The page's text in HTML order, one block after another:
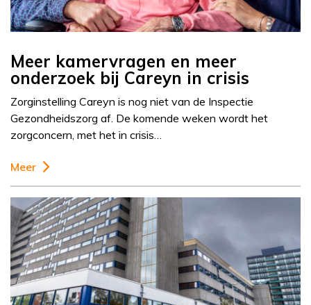
Meer kamervragen en meer
onderzoek bij Careyn in crisis
Zorginstelling Careyn is nog niet van de Inspectie
Gezondheidszorg af. De komende weken wordt het
zorgconcern, met het in crisis…
Meer